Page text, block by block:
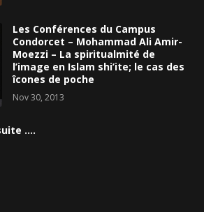
Les Conférences du Campus
Condorcet – Mohammad Ali Amir-
Moezzi – La spiritualmité de
l’image en Islam shi’ite; le cas des
îcones de poche
Nov 30, 2013
….